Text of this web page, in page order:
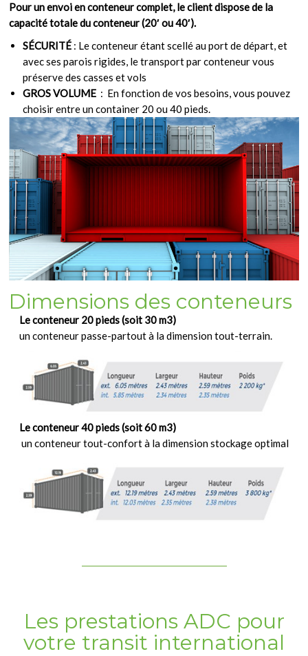
Pour un envoi en conteneur complet, le client dispose de la
capacité totale du conteneur (20′ ou 40′).
SÉCURITÉ : Le conteneur étant scellé au port de départ, et
avec ses parois rigides, le transport par conteneur vous
préserve des casses et vols
GROS VOLUME : En fonction de vos besoins, vous pouvez
choisir entre un container 20 ou 40 pieds.
Dimensions des conteneurs
Le conteneur 20 pieds (soit 30 m3)
un conteneur passe-partout à la dimension tout-terrain.
Le conteneur 40 pieds (soit 60 m3)
un conteneur tout-confort à la dimension stockage optimal
Les prestations ADC pour
votre transit international